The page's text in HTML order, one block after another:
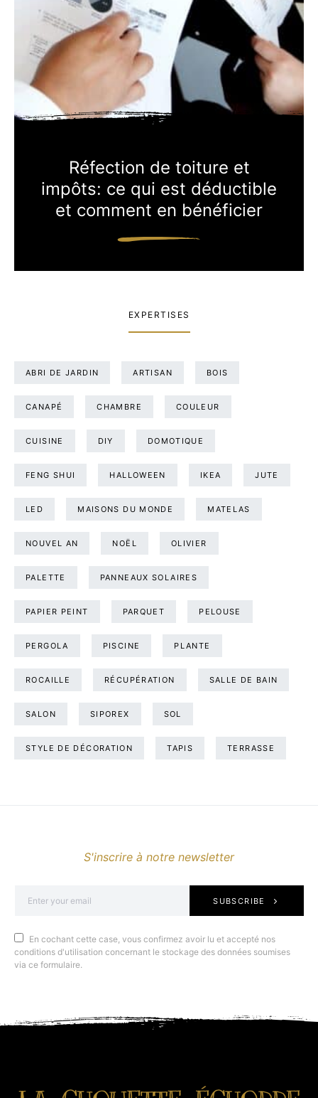
Réfection de toiture et
impôts: ce qui est déductible
et comment en bénéficier
EXPERTISES
ABRI DE JARDIN ARTISAN BOIS
CANAPÉ CHAMBRE COULEUR
CUISINE DIY DOMOTIQUE
FENG SHUI HALLOWEEN IKEA JUTE
LED MAISONS DU MONDE MATELAS
NOUVEL AN NOËL OLIVIER
PALETTE PANNEAUX SOLAIRES
PAPIER PEINT PARQUET PELOUSE
PERGOLA PISCINE PLANTE
ROCAILLE RÉCUPÉRATION SALLE DE BAIN
SALON SIPOREX SOL
STYLE DE DÉCORATION TAPIS TERRASSE
S'inscrire à notre newsletter
SUBSCRIBE
En cochant cette case, vous confirmez avoir lu et accepté nos
conditions d'utilisation concernant le stockage des données soumises
via ce formulaire.